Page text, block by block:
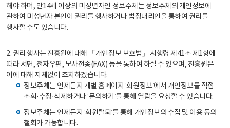
해야 하며, 만14세 이상의 미성년자인 정보주체는 정보주체의 개인정보에
관하여 미성년자 본인이 권리를 행사하거나 법정대리인을 통하여 권리를
행사할 수도 있습니다.
2. 권리 행사는 진흥원에 대해 「개인정보 보호법」 시행령 제41조 제1항에
따라 서면, 전자우편, 모사전송(FAX) 등을 통하여 하실 수 있으며, 진흥원은
이에 대해 지체없이 조치하겠습니다.
정보주체는 언제든지 개별 홈페이지 ‘회원정보’에서 개인정보를 직접
조회·수정·삭제하거나 ‘문의하기’를 통해 열람을 요청할 수 있습니다.
정보주체는 언제든지 ‘회원탈퇴’를 통해 개인정보의 수집 및 이용 동의
철회가 가능합니다.